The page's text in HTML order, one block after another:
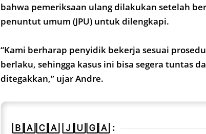
bahwa pemeriksaan ulang dilakukan setelah
penuntut umum (JPU) untuk dilengkapi.
“Kami berharap penyidik bekerja sesuai
berlaku, sehingga kasus ini bisa segera tuntas
ditegakkan,” ujar Andre.
🄱🄰🄲🄰 🄹🅄🄶🄰 :